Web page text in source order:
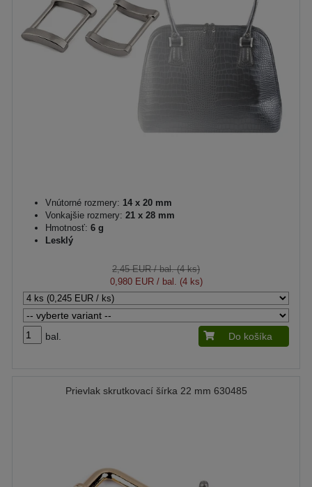
Vnútorné rozmery: 14 x 20 mm
Vonkajšie rozmery: 21 x 28 mm
Hmotnosť: 6 g
Lesklý
2,45 EUR/ bal. (4 ks)
0,980 EUR/ bal. (4 ks)
bal. Do košíka
Prievlak skrutkovací šírka 22 mm 630485